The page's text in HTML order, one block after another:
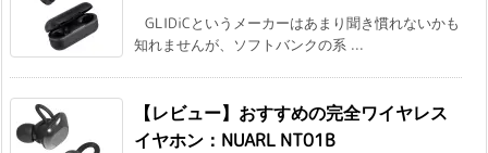
GLIDiCというメーカーはあまり聞き慣れないかも
知れませんが、ソフトバンクの系 ...
【レビュー】おすすめの完全ワイヤレス
イヤホン：NUARL NT01B